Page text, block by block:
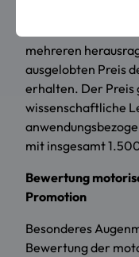
mehreren
ausgelobten Preis
erhalten. Der Preis
wissenschaftliche
mit insgesamt
Bewertung
Promotion
Besonderes
Bewertung der